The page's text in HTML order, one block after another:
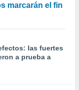
marcarán el fin
las fuertes
a prueba a